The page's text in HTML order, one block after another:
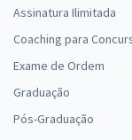
Assinatura Ilimitada
Coaching para
Exame de Ordem
Graduação
Pós-Graduação